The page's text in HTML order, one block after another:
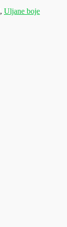
, Uljane boje